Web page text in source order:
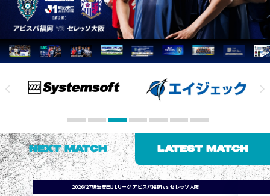
NEXT MATCH LATEST MATCH
2026/27明治安田J1リーグ アビスパ福岡 vs セレッソ大阪